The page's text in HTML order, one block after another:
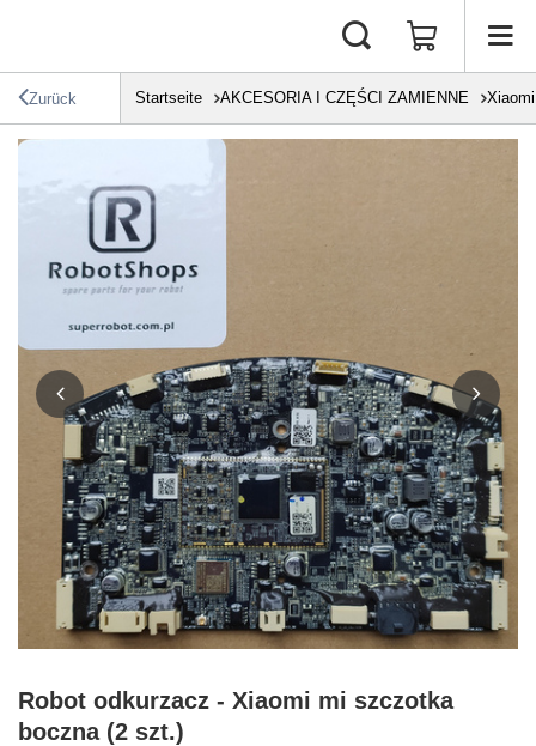
Zurück Startseite AKCESORIA I CZĘŚCI ZAMIENNE Xiaomi
Robot odkurzacz - Xiaomi mi szczotka
boczna (2 szt.)